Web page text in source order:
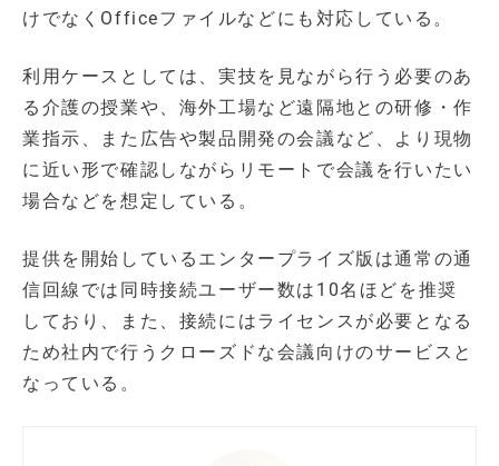
けでなくOfficeファイルなどにも対応している。
利用ケースとしては、実技を見ながら行う必要のあ
る介護の授業や、海外工場など遠隔地との研修・作
業指示、また広告や製品開発の会議など、より現物
に近い形で確認しながらリモートで会議を行いたい
場合などを想定している。
提供を開始しているエンタープライズ版は通常の通
信回線では同時接続ユーザー数は10名ほどを推奨
しており、また、接続にはライセンスが必要となる
ため社内で行うクローズドな会議向けのサービスと
なっている。